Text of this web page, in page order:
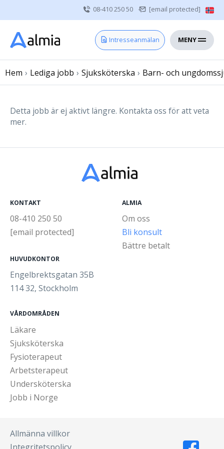
08-410 250 50 [email protected]
Intresseanmälan MENY
Hem
Vårdgivare
Om oss
Sjuksköterska
Läkare
Hem › Lediga jobb › Sjuksköterska › Barn- och
Detta jobb är ej aktivt längre. Kontakta oss för att veta
mer.
KONTAKT
08-410 250 50
[email protected]
HUVUDKONTOR
Engelbrektsgatan 35B
114 32, Stockholm
ALMIA
Om oss
Bli konsult
Bättre betalt
VÅRDOMRÅDEN
Läkare
Sjuksköterska
Fysioterapeut
Arbetsterapeut
Undersköterska
Jobb i Norge
Allmänna villkor
Integritetspolicy